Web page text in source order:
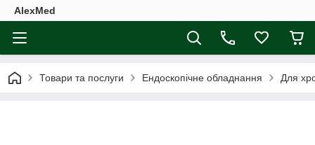
AlexMed
Товари та послуги Ендоскопічне обладнання Для